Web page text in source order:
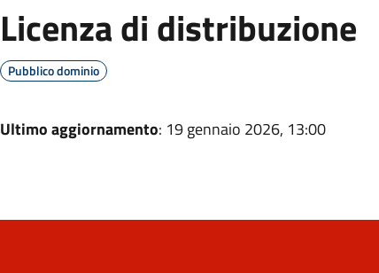
Licenza di distribuzione
Pubblico dominio
Ultimo aggiornamento: 19 gennaio 2026, 13:00